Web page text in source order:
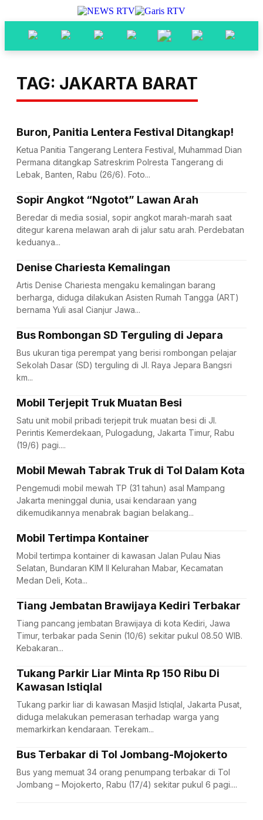
TAG: JAKARTA BARAT
Buron, Panitia Lentera Festival Ditangkap!
Ketua Panitia Tangerang Lentera Festival, Muhammad Dian
Permana ditangkap Satreskrim Polresta Tangerang di
Lebak, Banten, Rabu (26/6). Foto...
Sopir Angkot “Ngotot” Lawan Arah
Beredar di media sosial, sopir angkot marah-marah saat
ditegur karena melawan arah di jalur satu arah. Perdebatan
keduanya...
Denise Chariesta Kemalingan
Artis Denise Chariesta mengaku kemalingan barang
berharga, diduga dilakukan Asisten Rumah Tangga (ART)
bernama Yuli asal Cianjur Jawa...
Bus Rombongan SD Terguling di Jepara
Bus ukuran tiga perempat yang berisi rombongan pelajar
Sekolah Dasar (SD) terguling di Jl. Raya Jepara Bangsri
km...
Mobil Terjepit Truk Muatan Besi
Satu unit mobil pribadi terjepit truk muatan besi di Jl.
Perintis Kemerdekaan, Pulogadung, Jakarta Timur, Rabu
(19/6) pagi....
Mobil Mewah Tabrak Truk di Tol Dalam Kota
Pengemudi mobil mewah TP (31 tahun) asal Mampang
Jakarta meninggal dunia, usai kendaraan yang
dikemudikannya menabrak bagian belakang...
Mobil Tertimpa Kontainer
Mobil tertimpa kontainer di kawasan Jalan Pulau Nias
Selatan, Bundaran KIM II Kelurahan Mabar, Kecamatan
Medan Deli, Kota...
Tiang Jembatan Brawijaya Kediri Terbakar
Tiang pancang jembatan Brawijaya di kota Kediri, Jawa
Timur, terbakar pada Senin (10/6) sekitar pukul 08.50 WIB.
Kebakaran...
Tukang Parkir Liar Minta Rp 150 Ribu Di
Kawasan Istiqlal
Tukang parkir liar di kawasan Masjid Istiqlal, Jakarta Pusat,
diduga melakukan pemerasan terhadap warga yang
memarkirkan kendaraan. Terekam...
Bus Terbakar di Tol Jombang-Mojokerto
Bus yang memuat 34 orang penumpang terbakar di Tol
Jombang – Mojokerto, Rabu (17/4) sekitar pukul 6 pagi....